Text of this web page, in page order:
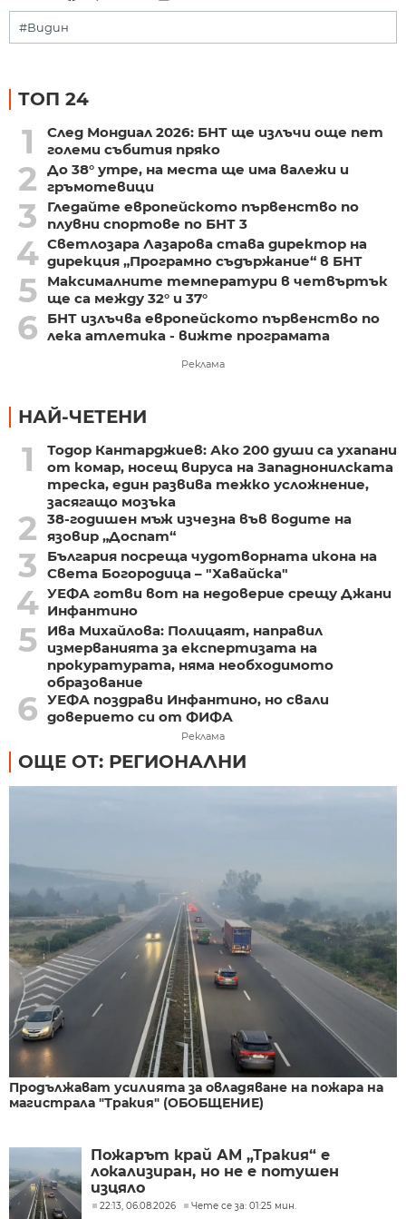
#Видин
ТОП 24
1
След Мондиал 2026: БНТ ще излъчи още пет
големи събития пряко
2
До 38° утре, на места ще има валежи и
гръмотевици
3
Гледайте европейското първенство по
плувни спортове по БНТ 3
4 Светлозара Лазарова става директор на
дирекция „Програмно съдържание“ в БНТ
5
Максималните температури в четвъртък
ще са между 32° и 37°
6
БНТ излъчва европейското първенство по
лека атлетика - вижте програмата
Реклама
НАЙ-ЧЕТЕНИ
1
Тодор Кантарджиев: Ако 200 души са ухапани
от комар, носещ вируса на Западнонилската
треска, един развива тежко усложнение,
засягащо мозъка
2
38-годишен мъж изчезна във водите на
язовир „Доспат“
3
България посреща чудотворната икона на
Света Богородица – "Хавайска"
4 УЕФА готви вот на недоверие срещу Джани
Инфантино
5
Ива Михайлова: Полицаят, направил
измерванията за експертизата на
прокуратурата, няма необходимото
образование
6 УЕФА поздрави Инфантино, но свали
доверието си от ФИФА
Реклама
ОЩЕ ОТ: РЕГИОНАЛНИ
Продължават усилията за овладяване на пожара на
магистрала "Тракия" (ОБОБЩЕНИЕ)
Пожарът край АМ „Тракия“ е
локализиран, но не е потушен
изцяло
22:13, 06.08.2026 Чете се за: 01:25 мин.